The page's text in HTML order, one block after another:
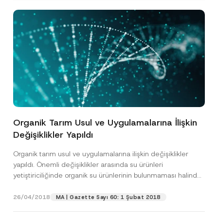
Organik Tarım Usul ve Uygulamalarına İlişkin
Değişiklikler Yapıldı
Organik tarım usul ve uygulamalarına ilişkin değişiklikler
yapıldı. Önemli değişiklikler arasında su ürünleri
yetiştiriciliğinde organik su ürünlerinin bulunmaması halinde
26/04/2018 MA | Gazette Sayı 60: 1 Şubat 2018